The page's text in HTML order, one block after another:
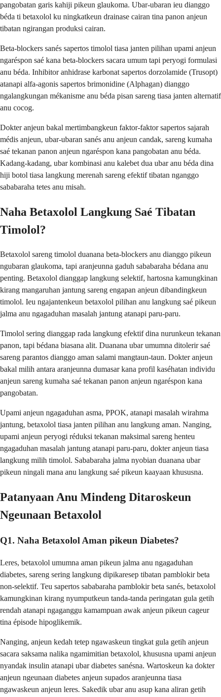
pangobatan garis kahiji pikeun glaukoma. Ubar-ubaran ieu dianggo
béda ti betaxolol ku ningkatkeun drainase cairan tina panon anjeun
tibatan ngirangan produksi cairan.
Beta-blockers sanés sapertos timolol tiasa janten pilihan upami anjeun
ngaréspon saé kana beta-blockers sacara umum tapi peryogi formulasi
anu béda. Inhibitor anhidrase karbonat sapertos dorzolamide (Trusopt)
atanapi alfa-agonis sapertos brimonidine (Alphagan) dianggo
ngalangkungan mékanisme anu béda pisan sareng tiasa janten alternatif
anu cocog.
Dokter anjeun bakal mertimbangkeun faktor-faktor sapertos sajarah
médis anjeun, ubar-ubaran sanés anu anjeun candak, sareng kumaha
saé tekanan panon anjeun ngaréspon kana pangobatan anu béda.
Kadang-kadang, ubar kombinasi anu kalebet dua ubar anu béda dina
hiji botol tiasa langkung merenah sareng efektif tibatan nganggo
sababaraha tetes anu misah.
Naha Betaxolol Langkung Saé Tibatan
Timolol?
Betaxolol sareng timolol duanana beta-blockers anu dianggo pikeun
ngubaran glaukoma, tapi aranjeunna gaduh sababaraha bédana anu
penting. Betaxolol dianggap langkung selektif, hartosna kamungkinan
kirang mangaruhan jantung sareng engapan anjeun dibandingkeun
timolol. Ieu ngajantenkeun betaxolol pilihan anu langkung saé pikeun
jalma anu ngagaduhan masalah jantung atanapi paru-paru.
Timolol sering dianggap rada langkung efektif dina nurunkeun tekanan
panon, tapi bédana biasana alit. Duanana ubar umumna ditolerir saé
sareng parantos dianggo aman salami mangtaun-taun. Dokter anjeun
bakal milih antara aranjeunna dumasar kana profil kaséhatan individu
anjeun sareng kumaha saé tekanan panon anjeun ngaréspon kana
pangobatan.
Upami anjeun ngagaduhan asma, PPOK, atanapi masalah wirahma
jantung, betaxolol tiasa janten pilihan anu langkung aman. Nanging,
upami anjeun peryogi réduksi tekanan maksimal sareng henteu
ngagaduhan masalah jantung atanapi paru-paru, dokter anjeun tiasa
langkung milih timolol. Sababaraha jalma nyobian duanana ubar
pikeun ningali mana anu langkung saé pikeun kaayaan khususna.
Patanyaan Anu Mindeng Ditaroskeun
Ngeunaan Betaxolol
Q1. Naha Betaxolol Aman pikeun Diabetes?
Leres, betaxolol umumna aman pikeun jalma anu ngagaduhan
diabetes, sareng sering langkung dipikaresep tibatan pamblokir beta
non-selektif. Teu sapertos sababaraha pamblokir beta sanés, betaxolol
kamungkinan kirang nyumputkeun tanda-tanda peringatan gula getih
rendah atanapi ngaganggu kamampuan awak anjeun pikeun cageur
tina épisode hipoglikemik.
Nanging, anjeun kedah tetep ngawaskeun tingkat gula getih anjeun
sacara saksama nalika ngamimitian betaxolol, khususna upami anjeun
nyandak insulin atanapi ubar diabetes sanésna. Wartoskeun ka dokter
anjeun ngeunaan diabetes anjeun supados aranjeunna tiasa
ngawaskeun anjeun leres. Sakedik ubar anu asup kana aliran getih